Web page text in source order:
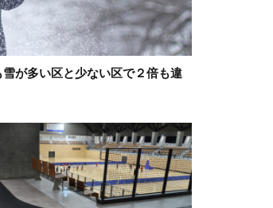
が多い区と少ない区で２倍も違